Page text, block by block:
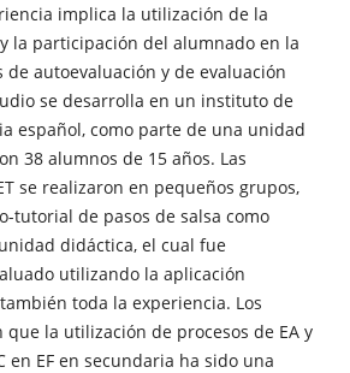
implica la utilización de la
y la participación del alumnado en la
de autoevaluación y de evaluación
se desarrolla en un instituto de
español, como parte de una unidad
38 alumnos de 15 años. Las
se realizaron en pequeños grupos,
tutorial de pasos de salsa como
didáctica, el cual fue
utilizando la aplicación
también toda la experiencia. Los
la utilización de procesos de EA y
en EF en secundaria ha sido una